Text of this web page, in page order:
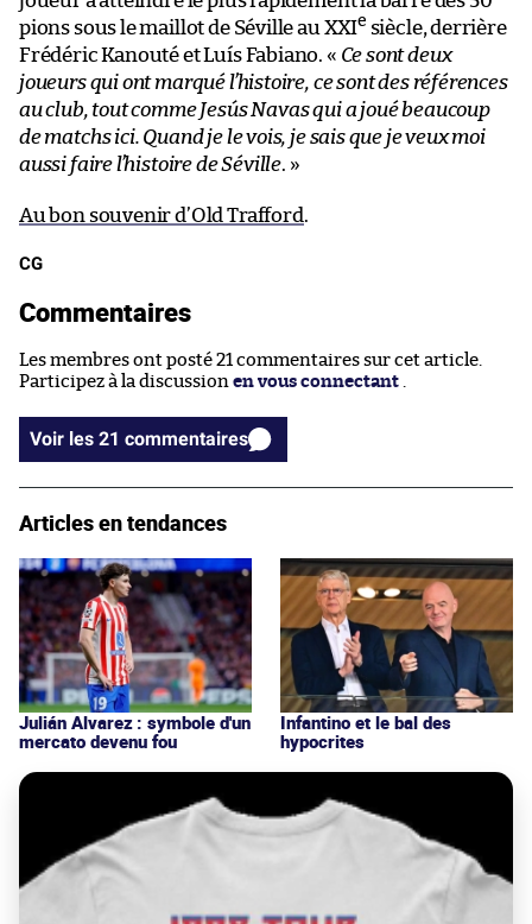
pions sous le maillot de Séville au XXIe siècle, derrière
Frédéric Kanouté et Luís Fabiano. « Ce sont deux
joueurs qui ont marqué l’histoire, ce sont des références
au club, tout comme Jesús Navas qui a joué beaucoup
de matchs ici. Quand je le vois, je sais que je veux moi
aussi faire l’histoire de Séville. »
Au bon souvenir d’Old Trafford .
CG
Commentaires
Les membres ont posté 21 commentaires sur cet article.
Participez à la discussion en vous connectant .
Voir les 21 commentaires
Articles en tendances
Julián Alvarez : symbole d'un
mercato devenu fou
Infantino et le bal des
hypocrites